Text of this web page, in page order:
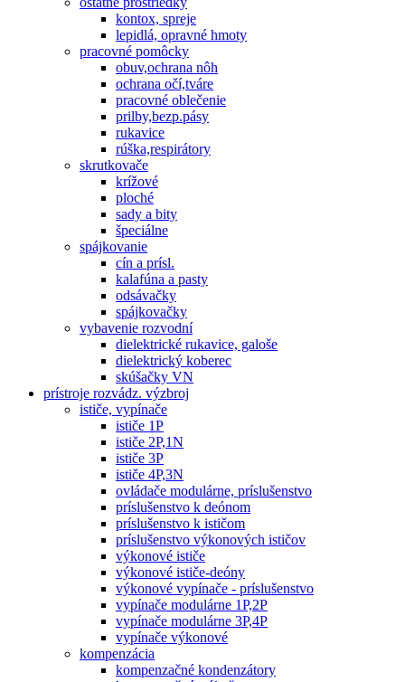
kontox, spreje
lepidlá, opravné hmoty
pracovné pomôcky
obuv,ochrana nôh
ochrana očí,tváre
pracovné oblečenie
prilby,bezp.pásy
rukavice
rúška,respirátory
skrutkovače
krížové
ploché
sady a bity
špeciálne
spájkovanie
cín a prísl.
kalafúna a pasty
odsávačky
spájkovačky
vybavenie rozvodní
dielektrické rukavice, galoše
dielektrický koberec
skúšačky VN
prístroje rozvádz. výzbroj
ističe, vypínače
ističe 1P
ističe 2P,1N
ističe 3P
ističe 4P,3N
ovládače modulárne, príslušenstvo
príslušenstvo k deónom
príslušenstvo k ističom
príslušenstvo výkonových ističov
výkonové ističe
výkonové ističe-deóny
výkonové vypínače - príslušenstvo
vypínače modulárne 1P,2P
vypínače modulárne 3P,4P
vypínače výkonové
kompenzácia
kompenzačné kondenzátory